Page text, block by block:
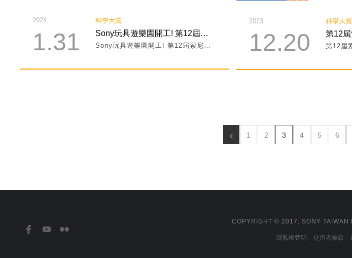
2024
1.31
科學大賞
Sony玩具遊樂園開工! 第12屆索尼創意科學大賞培訓小小樂園工程師!
2023
12.20
科學大賞
1 2 3 4 5 6
COPYRIGHT © 2017, SONY TAIWAN
隱私權聲明 使用者條款